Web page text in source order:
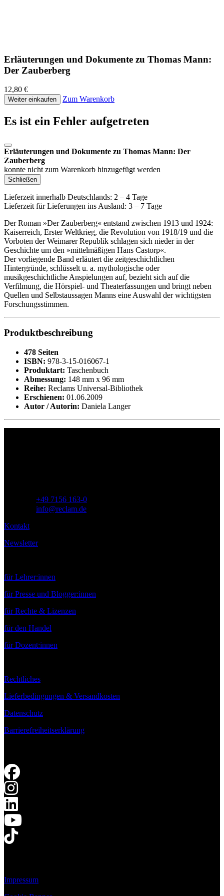
Erläuterungen und Dokumente zu Thomas Mann:
Der Zauberberg
12,80 €
Weiter einkaufen Zum Warenkorb
Es ist ein Fehler aufgetreten
Erläuterungen und Dokumente zu Thomas Mann: Der
Zauberberg
konnte nicht zum Warenkorb hinzugefügt werden
Schließen
Lieferzeit innerhalb Deutschlands: 2 – 4 Tage
Lieferzeit für Lieferungen ins Ausland: 3 – 7 Tage
Der Roman »Der Zauberberg« entstand zwischen 1913 und 1924:
Kaiserreich, Erster Weltkrieg, die Revolution von 1918/19 und die
Vorboten der Weimarer Republik schlagen sich nieder in der
Geschichte um den »mittelmäßigen Hans Castorp«.
Der vorliegende Band erläutert die zeitgeschichtlichen
Hintergründe, schlüsselt u. a. mythologische oder
musikgeschichtliche Anspielungen auf, bezieht sich auf die
Verfilmung, die Hörspiel- und Theaterfassungen und bringt neben
Quellen und Selbstaussagen Manns eine Auswahl der wichtigsten
Forschungsstimmen.
Produktbeschreibung
478 Seiten
ISBN: 978-3-15-016067-1
Produktart: Taschenbuch
Abmessung: 148 mm x 96 mm
Reihe: Reclams Universal-Bibliothek
Erschienen: 01.06.2009
Autor / Autorin: Daniela Langer
+49 7156 163-0
info@reclam.de
Kontakt
Newsletter
für Lehrer:innen
für Presse und Blogger:innen
für Rechte & Lizenzen
für den Handel
für Dozent:innen
Rechtliches
Lieferbedingungen & Versandkosten
Datenschutz
Barrierefreiheitserklärung
Impressum